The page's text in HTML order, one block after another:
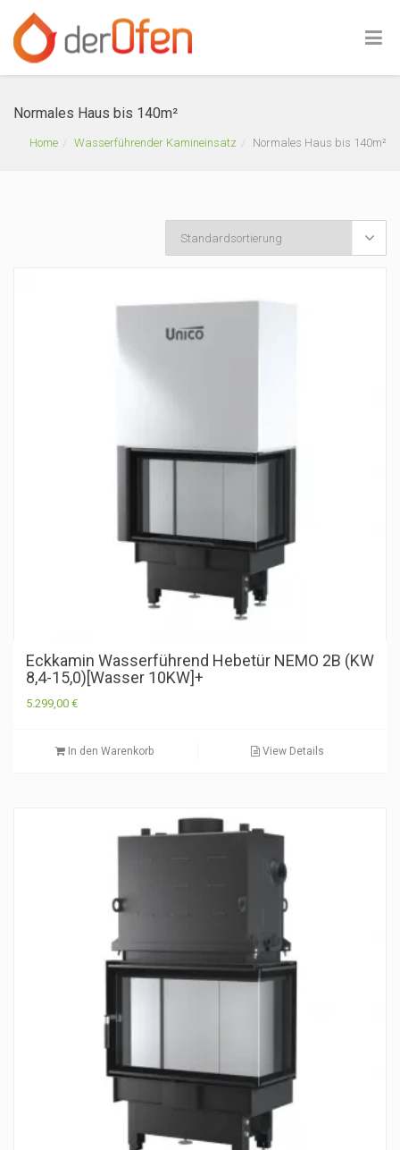
Normales Haus bis 140m²
Home Wasserführender Kamineinsatz Normales Haus bis 140m²

Eckkamin Wasserführend Hebetür NEMO 2B (KW
8,4-15,0)[Wasser 10KW]+
5.299,00 €
In den Warenkorb View Details